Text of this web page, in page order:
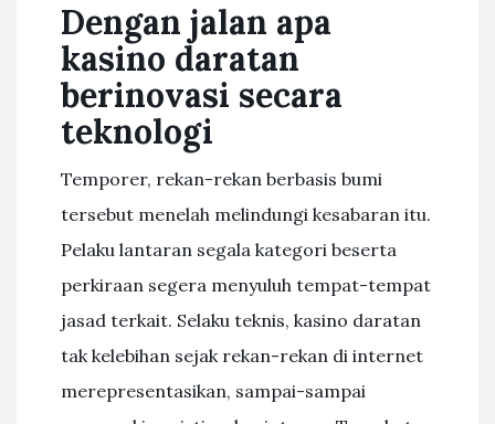
Dengan jalan apa
kasino daratan
berinovasi secara
teknologi
Temporer, rekan-rekan berbasis bumi
tersebut menelah melindungi kesabaran itu.
Pelaku lantaran segala kategori beserta
perkiraan segera menyuluh tempat-tempat
jasad terkait. Selaku teknis, kasino daratan
tak kelebihan sejak rekan-rekan di internet
merepresentasikan, sampai-sampai